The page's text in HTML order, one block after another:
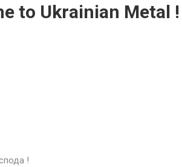
to Ukrainian Metal !
!